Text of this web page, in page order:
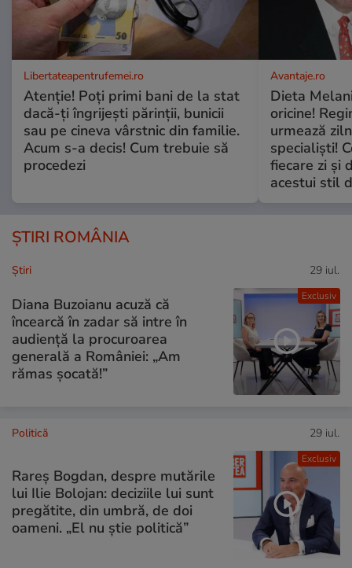
Libertateapentrufemei.ro
Atenție! Poți primi bani de la stat
dacă-ți îngrijești părinții, bunicii
sau pe cineva vârstnic din familie.
Acum s-a decis! Cum trebuie să
procedezi
Avantaje.ro
Dieta
oricine!
urmează
specialiști!
fiecare zi și
acestui stil
ȘTIRI ROMÂNIA
Exclusiv
Ştiri 29 iul.
Diana Buzoianu acuză că
încearcă în zadar să intre în
audiență la procuroarea
generală a României: „Am
rămas șocată!”
Exclusiv
Politică 29 iul.
Rareș Bogdan, despre mutările
lui Ilie Bolojan: deciziile lui sunt
pregătite, din umbră, de doi
oameni. „El nu știe politică”